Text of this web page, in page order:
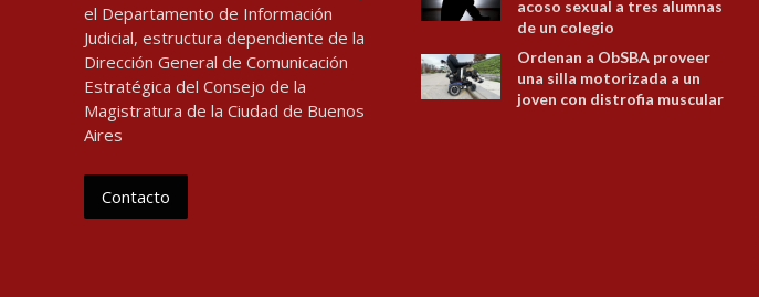
el Departamento de Información
Judicial, estructura dependiente de la
Dirección General de Comunicación
Estratégica del Consejo de la
Magistratura de la Ciudad de Buenos
Aires
Contacto
acoso sexual a tres alumnas
de un colegio
Ordenan a ObSBA proveer
una silla motorizada a un
joven con distrofia muscular